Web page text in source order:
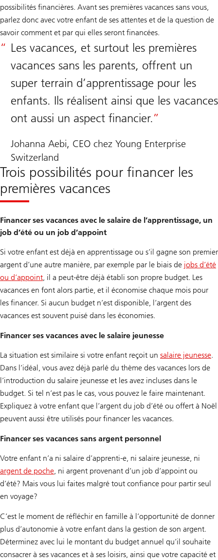
possibilités financières. Avant ses premières vacances sans vous,
parlez donc avec votre enfant de ses attentes et de la question de
savoir comment et par qui elles seront financées.
Les vacances, et surtout les premières
vacances sans les parents, offrent un
super terrain d’apprentissage pour les
enfants. Ils réalisent ainsi que les vacances
ont aussi un aspect financier.
Johanna Aebi, CEO chez Young Enterprise
Switzerland
Trois possibilités pour financer les
premières vacances
Financer ses vacances avec le salaire de l’apprentissage, un
job d’été ou un job d’appoint
Si votre enfant est déjà en apprentissage ou s’il gagne son premier
argent d’une autre manière, par exemple par le biais de jobs d’été
ou d’appoint, il a peut-être déjà établi son propre budget. Les
vacances en font alors partie, et il économise chaque mois pour
les financer. Si aucun budget n’est disponible, l’argent des
vacances est souvent puisé dans les économies.
Financer ses vacances avec le salaire jeunesse
La situation est similaire si votre enfant reçoit un salaire jeunesse.
Dans l’idéal, vous avez déjà parlé du thème des vacances lors de
l’introduction du salaire jeunesse et les avez incluses dans le
budget. Si tel n’est pas le cas, vous pouvez le faire maintenant.
Expliquez à votre enfant que l’argent du job d’été ou offert à Noël
peuvent aussi être utilisés pour financer les vacances.
Financer ses vacances sans argent personnel
Votre enfant n’a ni salaire d’apprenti-e, ni salaire jeunesse, ni
argent de poche, ni argent provenant d’un job d’appoint ou
d’été? Mais vous lui faites malgré tout confiance pour partir seul
en voyage?
C’est le moment de réfléchir en famille à l’opportunité de donner
plus d’autonomie à votre enfant dans la gestion de son argent.
Déterminez avec lui le montant du budget annuel qu’il souhaite
consacrer à ses vacances et à ses loisirs, ainsi que votre capacité et